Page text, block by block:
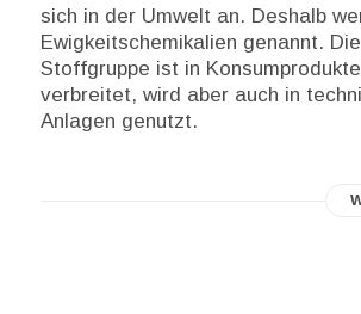
sich in der Umwelt an. Deshalb
Ewigkeitschemikalien genannt.
Stoffgruppe ist in
verbreitet, wird aber auch in
Anlagen genutzt.